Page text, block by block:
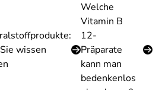
wissen
Welche
Vitamin B
12-
Präparate
kann man
bedenkenlos